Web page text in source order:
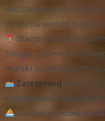
dłuższe wakacje – nasze
chwila na wodzie była
Stacjonujemy w
Elbląga. Zapewniamy
morski przed każdym
Zarezerwuj swój jacht
komfortowe żeglowanie
Czarter jachtów na